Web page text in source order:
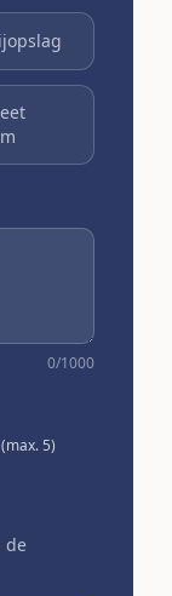
0/1000
5)
de